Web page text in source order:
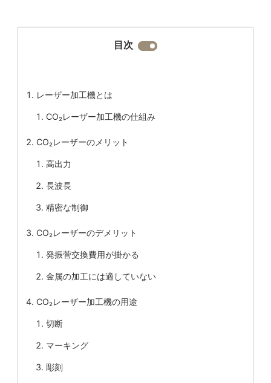
目次
レーザー加工機とは
CO₂レーザー加工機の仕組み
CO₂レーザーのメリット
高出力
長波長
精密な制御
CO₂レーザーのデメリット
発振菅交換費用が掛かる
金属の加工には適していない
CO₂レーザー加工機の用途
切断
マーキング
彫刻